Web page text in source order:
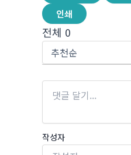
인쇄
전체 0
작성자